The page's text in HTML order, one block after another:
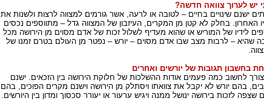
יש לערוך צוואה חדשה?
ישנם שינויים בחיים – לטובה או לרעה, אשר גורמים למצווה לרצות ולשנות את
האחרון. בחלק לא קטן מן המקרים, העיזבון של המצווה גדל – מתווספים נכסים
לידיו של המוריש או שהוא מעדיף לשלול זכות של אדם מסוים מן הירושה מכל
שהיא – לרבות מצב שבו אדם מסוים – יורש – נפטר מן העולם בטרם זמנו של
בחשבון תגובות של יורשים ואחרים
לחשוב כמה פעמים אודות ההשלכות של חלוקת הירושה בין הזכאים. ישנם
בהם יורש לא יקבל את צוואתו ויסתלק מן הירושה וישנם מקרים הפוכים, בהם
שצפה לזכות בירושה ינושל ממנה ויגיש ערעור או יעורר סכסוך ומדון בין היורשים.